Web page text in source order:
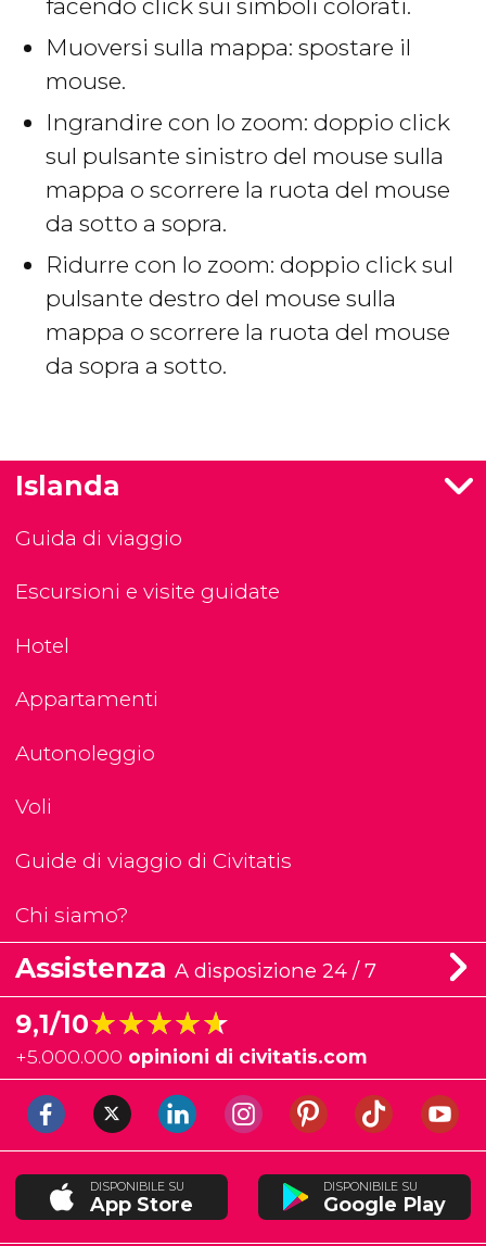
facendo click sui simboli colorati.
Muoversi sulla mappa: spostare il
mouse.
Ingrandire con lo zoom: doppio click
sul pulsante sinistro del mouse sulla
mappa o scorrere la ruota del mouse
da sotto a sopra.
Ridurre con lo zoom: doppio click sul
pulsante destro del mouse sulla
mappa o scorrere la ruota del mouse
da sopra a sotto.
Islanda
Guida di viaggio
Escursioni e visite guidate
Hotel
Appartamenti
Autonoleggio
Voli
Guide di viaggio di Civitatis
Chi siamo?
Assistenza A disposizione 24 / 7
9,1/10★★★★★
★★★★★
+5.000.000 opinioni di civitatis.com
DISPONIBILE SU
App Store
DISPONIBILE SU
Google Play